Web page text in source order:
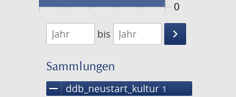
0
1474
1475
bis
keyboard_arrow_right
Suche
Sammlungen
remove ddb_neustart_kultur 1